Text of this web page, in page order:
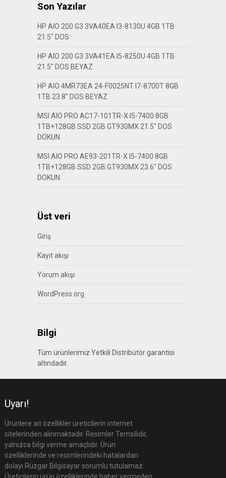
Son Yazılar
HP AIO 200 G3 3VA40EA I3-8130U 4GB 1TB
21.5″ DOS
HP AIO 200 G3 3VA41EA I5-8250U 4GB 1TB
21.5″ DOS BEYAZ
HP AIO 4MR73EA 24-F0025NT I7-8700T 8GB
1TB 23.8″ DOS BEYAZ
MSI AIO PRO AC17-101TR-X I5-7400 8GB
1TB+128GB SSD 2GB GT930MX 21.5″ DOS
DOKUN
MSI AIO PRO AE93-201TR-X I5-7400 8GB
1TB+128GB SSD 2GB GT930MX 23.6″ DOS
DOKUN
Üst veri
Giriş
Kayıt akışı
Yorum akışı
WordPress.org
Bilgi
Tüm ürünlerimiz Yetkili Distribütör garantisi
altındadır.
Uyarı!
Ürünlere ait özellikler üreticilerin internet
sitelerinden alınmaktadır. Resimler Temsilidir,
yalnızca bilgi verme amaçlıdır. Ürün
özelliklerinde ve resimlerindeki hatalardan
dolayı Rüzgar Bilgisayar sorumlu tutulamaz.